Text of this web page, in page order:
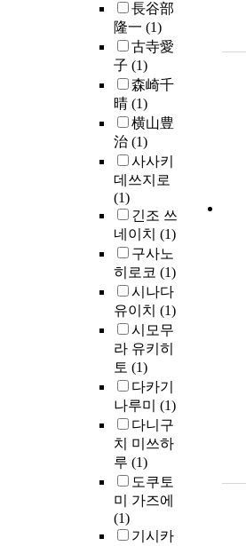
長谷部
隆一 (1)
古寺愛
子 (1)
森崎千
晴 (1)
横山豊
治 (1)
사사키
데쓰지로
(1)
긴조 쓰
네이치 (1)
구사노
히로코 (1)
시나다
유이치 (1)
시모무
라 유키히
토 (1)
다카기
나루미 (1)
다니구
치 미쓰하
루 (1)
도쿠토
미 가즈에
(1)
기시카